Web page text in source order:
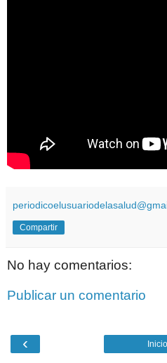
Compartir
No hay comentarios:
Publicar un comentario
‹ Inicio